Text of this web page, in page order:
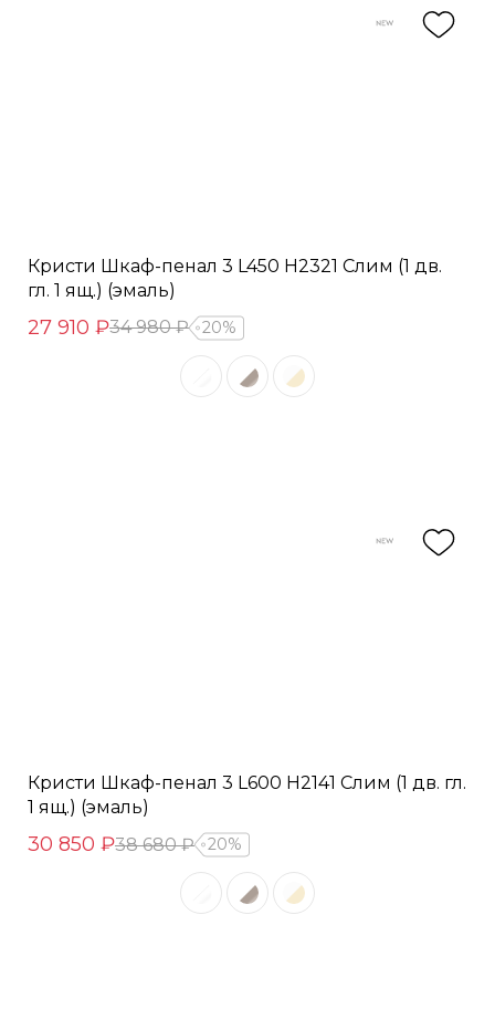
Кристи Шкаф-пенал 3 L450 H2321 Слим (1 дв.
гл. 1 ящ.) (эмаль)
27 910 ₽34 980 ₽ 20%
Кристи Шкаф-пенал 3 L600 H2141 Слим (1 дв. гл.
1 ящ.) (эмаль)
30 850 ₽38 680 ₽ 20%